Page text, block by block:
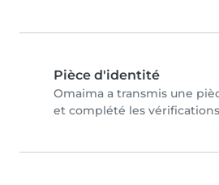
Pièce d'identité
Omaima a transmis une
et complété les